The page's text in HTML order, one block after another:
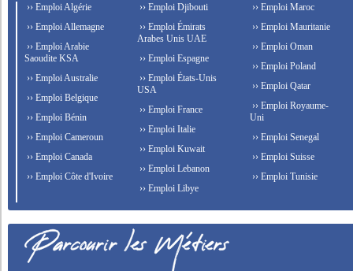
›› Emploi Algérie
›› Emploi Allemagne
›› Emploi Arabie
Saoudite KSA
›› Emploi Australie
›› Emploi Belgique
›› Emploi Bénin
›› Emploi Cameroun
›› Emploi Canada
›› Emploi Côte d'Ivoire
›› Emploi Djibouti
›› Emploi Émirats
Arabes Unis UAE
›› Emploi Espagne
›› Emploi États-Unis
USA
›› Emploi France
›› Emploi Italie
›› Emploi Kuwait
›› Emploi Lebanon
›› Emploi Libye
›› Emploi Maroc
›› Emploi Mauritanie
›› Emploi Oman
›› Emploi Poland
›› Emploi Qatar
›› Emploi Royaume-
Uni
›› Emploi Senegal
›› Emploi Suisse
›› Emploi Tunisie